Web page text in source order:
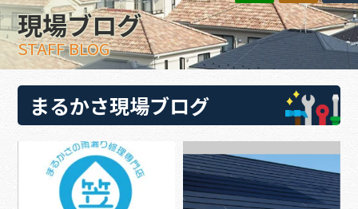
現場ブログ
STAFF BLOG
まるかさ現場ブログ